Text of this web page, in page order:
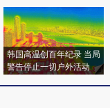
韩国高温创百年纪录 当局
警告停止一切户外活动